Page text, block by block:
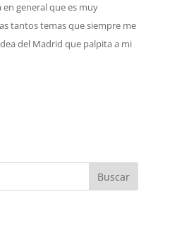
general que es muy
tantos temas que siempre me
del Madrid que palpita a mi